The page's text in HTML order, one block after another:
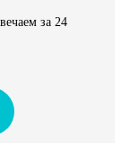
за 24